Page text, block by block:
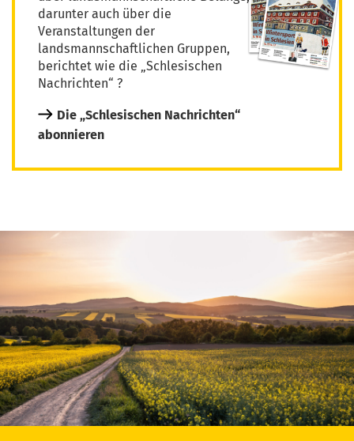
darunter auch über die
Veranstaltungen der
landsmannschaftlichen Gruppen,
berichtet wie die „Schlesischen
Nachrichten“ ?
Die „Schlesischen Nachrichten“
abonnieren